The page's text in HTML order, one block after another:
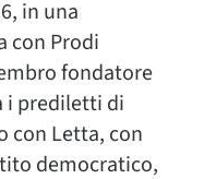
in una
con Prodi
fondatore
i prediletti di
con Letta, con
democratico,